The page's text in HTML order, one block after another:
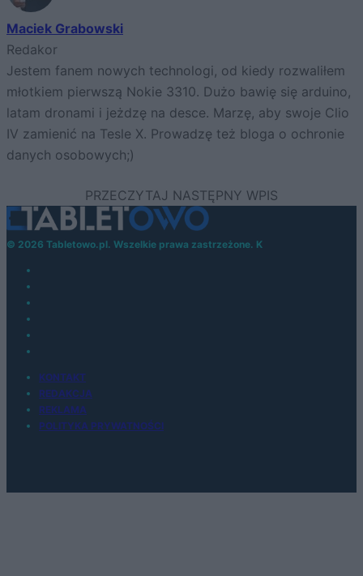
Maciek Grabowski
Redakor
Jestem fanem nowych technologi, od kiedy rozwaliłem
młotkiem pierwszą Nokie 3310. Dużo bawię się arduino,
latam dronami i jeżdzę na desce. Marzę, aby swoje Clio
IV zamienić na Tesle X. Prowadzę też bloga o ochronie
danych osobowych;)
© 2026 Tabletowo.pl. Wszelkie prawa zastrzeżone. K
KONTAKT
REDAKCJA
REKLAMA
POLITYKA PRYWATNOŚCI